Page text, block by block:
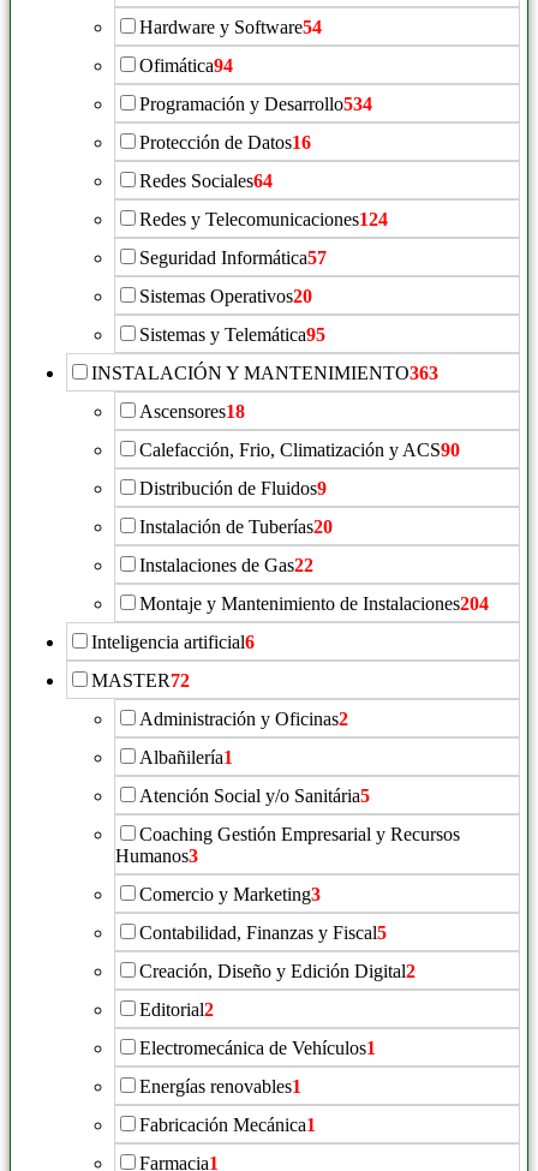
Hardware y Software54
Ofimática94
Programación y Desarrollo534
Protección de Datos16
Redes Sociales64
Redes y Telecomunicaciones124
Seguridad Informática57
Sistemas Operativos20
Sistemas y Telemática95
INSTALACIÓN Y MANTENIMIENTO363
Ascensores18
Calefacción, Frio, Climatización y ACS90
Distribución de Fluidos9
Instalación de Tuberías20
Instalaciones de Gas22
Montaje y Mantenimiento de Instalaciones204
Inteligencia artificial6
MASTER72
Administración y Oficinas2
Albañilería1
Atención Social y/o Sanitária5
Coaching Gestión Empresarial y Recursos
Humanos3
Comercio y Marketing3
Contabilidad, Finanzas y Fiscal5
Creación, Diseño y Edición Digital2
Editorial2
Electromecánica de Vehículos1
Energías renovables1
Fabricación Mecánica1
Farmacia1